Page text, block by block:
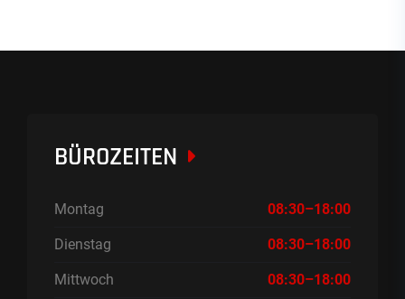
BÜROZEITEN
Montag 08:30–18:00
Dienstag 08:30–18:00
Mittwoch 08:30–18:00